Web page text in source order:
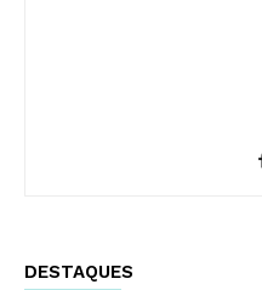
DESTAQUES